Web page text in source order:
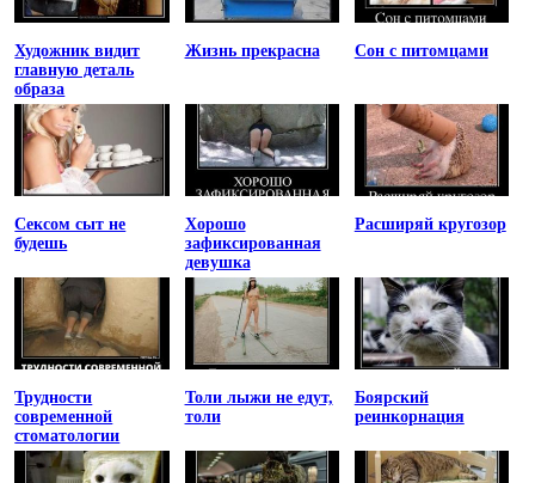
Художник видит
главную деталь
образа
Жизнь прекрасна Сон с питомцами
Сексом сыт не
будешь
Хорошо
зафиксированная
девушка
Расширяй кругозор
Трудности
современной
стоматологии
Толи лыжи не едут,
толи
Боярский
реинкорнация